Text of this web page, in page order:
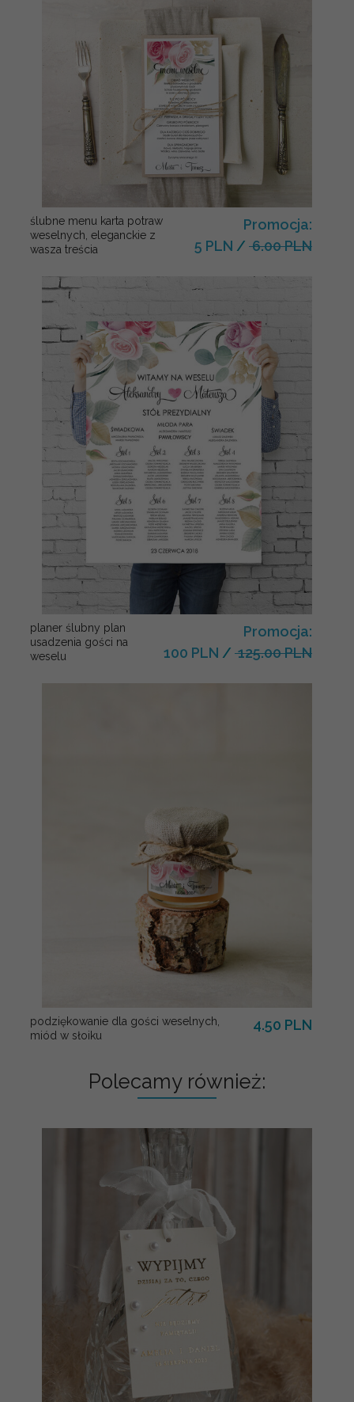
ślubne menu karta potraw
weselnych, eleganckie z
wasza treścia
Promocja:
5 PLN / 6.00 PLN
planer ślubny plan
usadzenia gości na
weselu
Promocja:
100 PLN / 125.00 PLN
podziękowanie dla gości weselnych,
miód w słoiku
4.50 PLN
Polecamy również: